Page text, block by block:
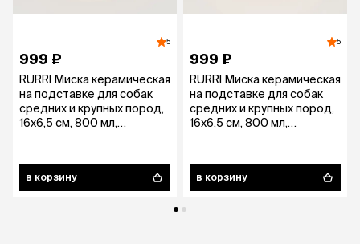
5
999 ₽
RURRI Миска керамическая
на подставке для собак
средних и крупных пород,
16х6,5 см, 800 мл,
в корзину
5
999 ₽
RURRI Миска керамическая
на подставке для собак
средних и крупных пород,
16х6,5 см, 800 мл,
в корзину